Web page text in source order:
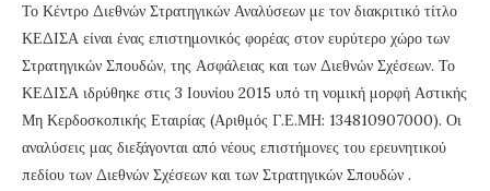
Το Κέντρο Διεθνών Στρατηγικών Αναλύσεων με τον διακριτικό τίτλο
ΚΕΔΙΣΑ είναι ένας επιστημονικός φορέας στον ευρύτερο χώρο των
Στρατηγικών Σπουδών, της Ασφάλειας και των Διεθνών Σχέσεων. Το
ΚΕΔΙΣΑ ιδρύθηκε στις 3 Ιουνίου 2015 υπό τη νομική μορφή Αστικής
Μη Κερδοσκοπικής Εταιρίας (Αριθμός Γ.Ε.ΜΗ: 134810907000). Οι
αναλύσεις μας διεξάγονται από νέους επιστήμονες του ερευνητικού
πεδίου των Διεθνών Σχέσεων και των Στρατηγικών Σπουδών .